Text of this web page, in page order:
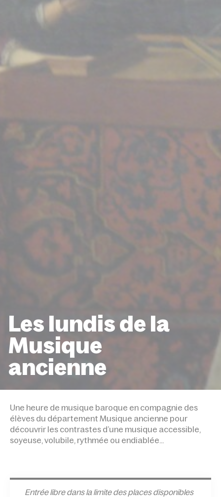
Les lundis de la
Musique
ancienne
ANCIENNE
Une heure de musique baroque en compagnie des
élèves du département Musique ancienne pour
découvrir les contrastes d’une musique accessible,
soyeuse, volubile, rythmée ou endiablée…
Entrée libre dans la limite des places disponibles